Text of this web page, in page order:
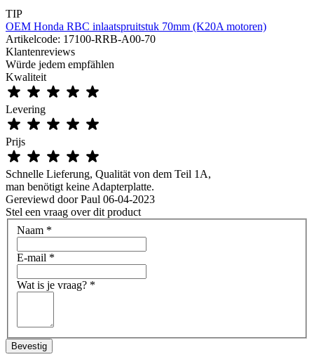
TIP
OEM Honda RBC inlaatspruitstuk 70mm (K20A motoren)
Artikelcode: 17100-RRB-A00-70
Klantenreviews
Würde jedem empfählen
Kwaliteit
Levering
Prijs
Schnelle Lieferung, Qualität von dem Teil 1A,
man benötigt keine Adapterplatte.
Gereviewd door Paul 06-04-2023
Stel een vraag over dit product
Naam *
E-mail *
Wat is je vraag? *
Bevestig